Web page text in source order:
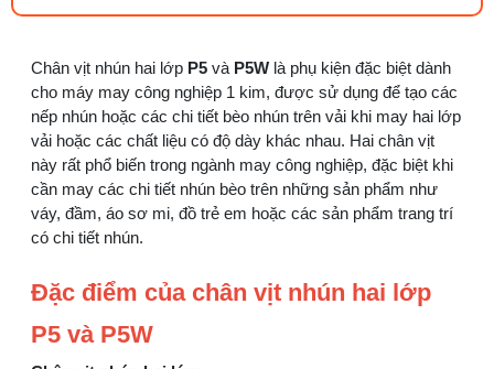
Chân vịt nhún hai lớp P5 và P5W là phụ kiện đặc biệt dành
cho máy may công nghiệp 1 kim, được sử dụng để tạo các
nếp nhún hoặc các chi tiết bèo nhún trên vải khi may hai lớp
vải hoặc các chất liệu có độ dày khác nhau. Hai chân vịt
này rất phổ biến trong ngành may công nghiệp, đặc biệt khi
cần may các chi tiết nhún bèo trên những sản phẩm như
váy, đầm, áo sơ mi, đồ trẻ em hoặc các sản phẩm trang trí
có chi tiết nhún.
Đặc điểm của chân vịt nhún hai lớp
P5 và P5W
Đồng tiền máy may là gì? Hướng dẫn chỉnh
chỉ đúng
21/07/2026 09:08 AM
Máy vắt sổ Siruba Trung và Đài khác nhau
thế nào
17/07/2026 08:20 AM
điểm lỗi chuẩn
05/08/2026 10:52 AM
Cách lắp kim máy vắt sổ đúng chiều tránh